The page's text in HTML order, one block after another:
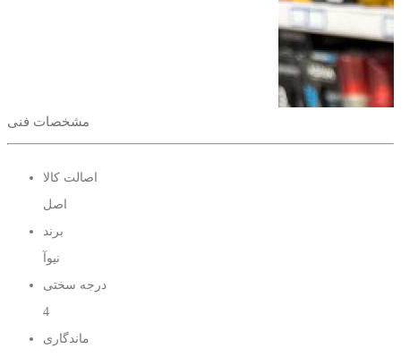
مشخصات فنی
اصالت کالا
اصل
برند
نیوآ
درجه سختی
4
ماندگاری